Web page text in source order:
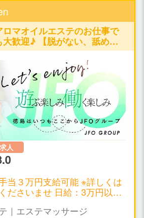
マオイルエステのお仕事で
歓迎♪ 【脱がない、舐めな
の仕事が可能です♪
人
当３万円支給可能 ※詳しくは
ませ 日給：3万円以上
｜エステマッサージ